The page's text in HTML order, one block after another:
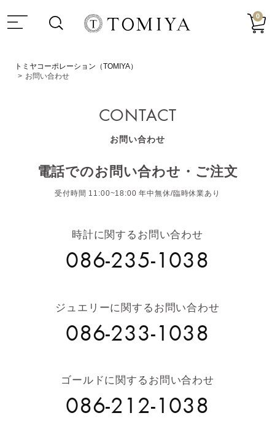
0
トミヤコーポレーション（TOMIYA）
お問い合わせ
CONTACT
お問い合わせ
電話でのお問い合わせ・ご注文
受付時間 11:00~18:00 年中無休/臨時休業あり
時計に関するお問い合わせ
086-235-1038
ジュエリーに関するお問い合わせ
086-233-1038
ゴールドに関するお問い合わせ
086-212-1038